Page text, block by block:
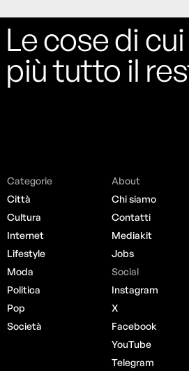
Le cose di
più tutto il
Categorie
Città
Cultura
Internet
Lifestyle
Moda
Politica
Pop
Società
About
Chi siamo
Contatti
Mediakit
Jobs
Social
Instagram
X
Facebook
YouTube
Telegram